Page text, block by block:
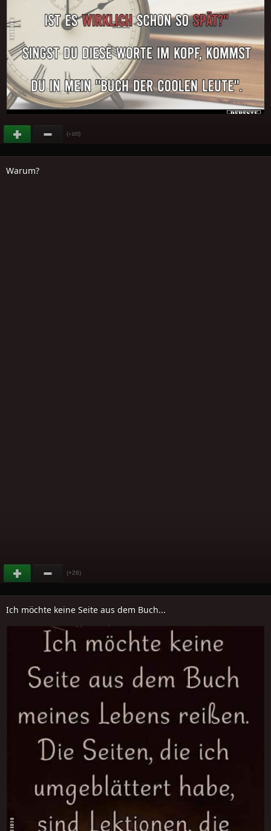
(+105)
Warum?
(+26)
Ich möchte keine Seite aus dem Buch...